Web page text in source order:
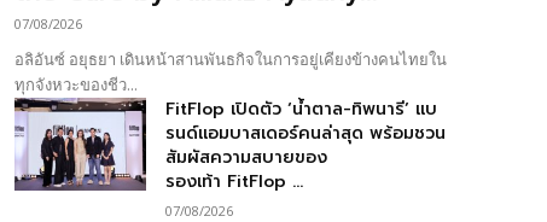
07/08/2026
อลิอันซ์ อยุธยา เดินหน้าสานพันธกิจในการอยู่เคียงข้างคนไทยใน
ทุกจังหวะของชีว...
FitFlop เปิดตัว ‘น้ำตาล-ทิพนารี’ แบ
รนด์แอมบาสเดอร์คนล่าสุด พร้อมชวน
สัมผัสความสบายของ
รองเท้า FitFlop ...
07/08/2026